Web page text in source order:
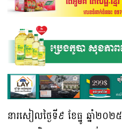
នារសៀលថ្ងៃទី៩ ខែធ្នូ ឆ្នាំ២០